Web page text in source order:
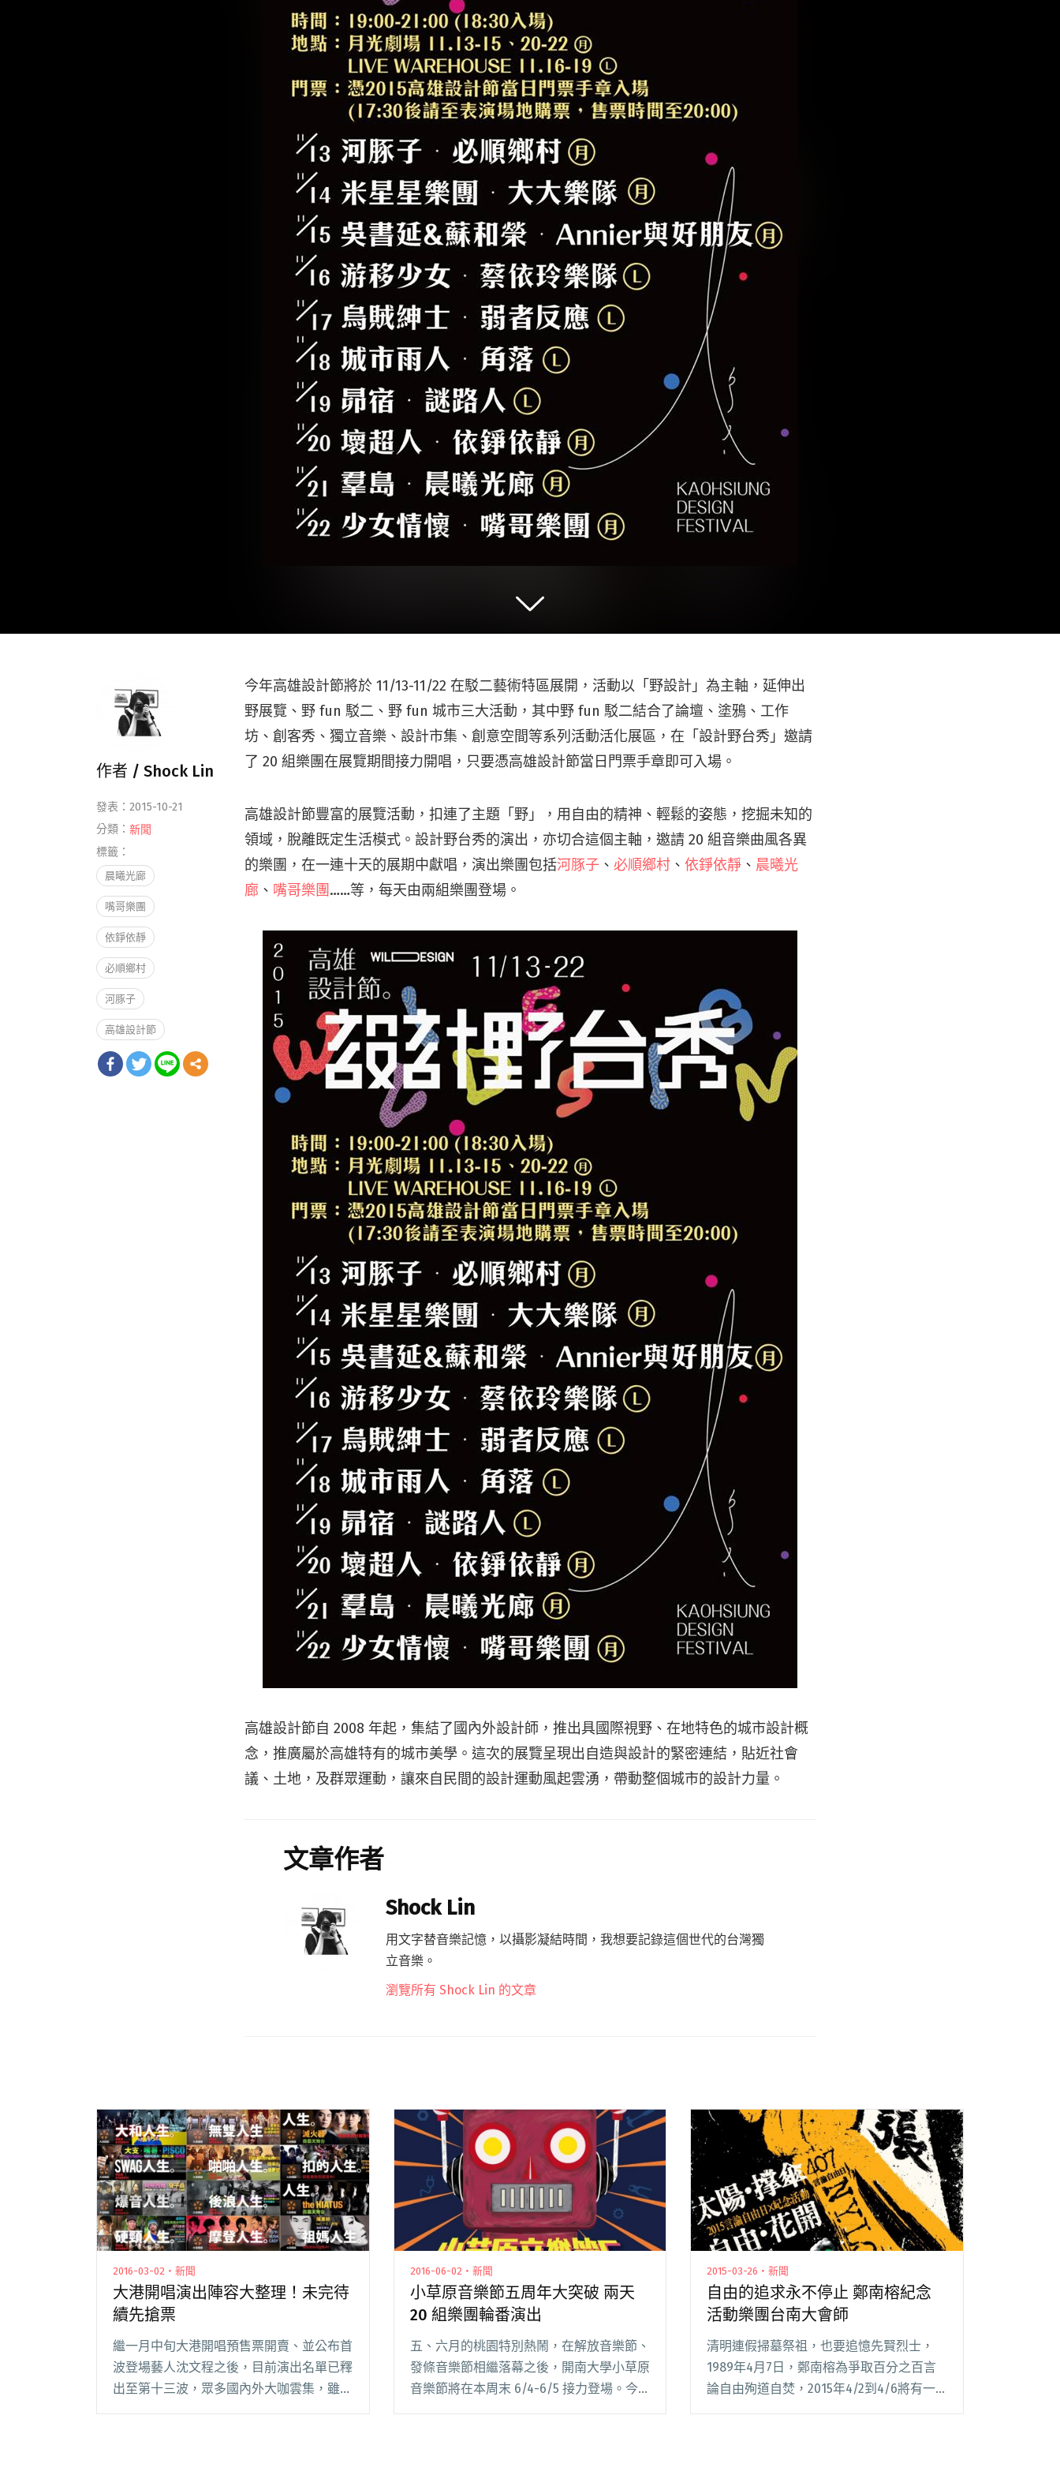
今年高雄設計節將於 11/13-11/22 在駁二藝術特區展開，活動以「野設計」為主軸，延伸出
野展覽、野 fun 駁二、野 fun 城市三大活動，其中野 fun 駁二結合了論壇、塗鴉、工作
坊、創客秀、獨立音樂、設計市集、創意空間等系列活動活化展區，在「設計野台秀」邀請
了 20 組樂團在展覽期間接力開唱，只要憑高雄設計節當日門票手章即可入場。
高雄設計節豐富的展覽活動，扣連了主題「野」，用自由的精神、輕鬆的姿態，挖掘未知的
領域，脫離既定生活模式。設計野台秀的演出，亦切合這個主軸，邀請 20 組音樂曲風各異
的樂團，在一連十天的展期中獻唱，演出樂團包括河豚子 、必順鄉村 、依錚依靜 、 晨曦光
廊 、 嘴哥樂團……等，每天由兩組樂團登場。
高雄設計節自 2008 年起，集結了國內外設計師，推出具國際視野、在地特色的城市設計概
念，推廣屬於高雄特有的城市美學。這次的展覽呈現出自造與設計的緊密連結，貼近社會
議、土地，及群眾運動，讓來自民間的設計運動風起雲湧，帶動整個城市的設計力量。
文章作者
Shock Lin
用文字替音樂記憶，以攝影凝結時間，我想要記錄這個世代的台灣獨
立音樂。
瀏覽所有 Shock Lin 的文章
作者 / Shock Lin
發表：2015-10-21
分類： 新聞
標籤：
晨曦光廊
嘴哥樂團
依錚依靜
必順鄉村
河豚子
高雄設計節
2016-03-02・新聞
大港開唱演出陣容大整理！未完待
續先搶票
繼一月中旬大港開唱預售票開賣、並公布首
波登場藝人沈文程之後，目前演出名單已釋
出至第十三波，眾多國內外大咖雲集，雖然
尚未公布完畢，不過光看現在的陣容已經夠
2016-06-02・新聞
小草原音樂節五周年大突破 兩天
20 組樂團輪番演出
五、六月的桃園特別熱鬧，在解放音樂節、
發條音樂節相繼落幕之後，開南大學小草原
音樂節將在本周末 6/4-6/5 接力登場。今
年來到第五屆的小草原首次突破歷年的形
2015-03-26・新聞
自由的追求永不停止 鄭南榕紀念
活動樂團台南大會師
清明連假掃墓祭祖，也要追憶先賢烈士，
1989年4月7日，鄭南榕為爭取百分之百言
論自由殉道自焚，2015年4/2到4/6將有一
系列活動「台南言論自由日」開跑，以各種